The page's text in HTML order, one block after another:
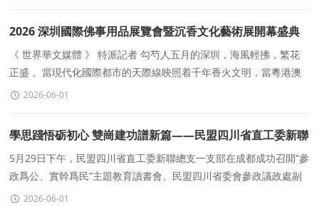
2026 深圳國際佛事用品展覽會暨沉香文化藝術展開幕盛典
紀實
《 世界華文媒體 》 特派記者 勾芍人五月的深圳，海風輕拂，繁花
正盛 。當現代化國際都市的天際線映照着千年香火文明，當粵港澳
大灣區的開放活力邂逅中華傳統文化的深厚底蘊，一場
2026-06-01
學思踐悟砺初心 雙崗建功譜新篇——民盟四川省直工委新聯
總支一支部召開“參政爲公，實幹爲民”主題教育讀書會
5月29日下午，民盟四川省直工委新聯總支一支部在成都成功召開“參
政爲公、實幹爲民”主題教育讀書會。民盟四川省委會參政議政處副
處長喬煜昕、民盟四川省直工委新聯總支主委邵靜波、副主委宋玉田
2026-06-01